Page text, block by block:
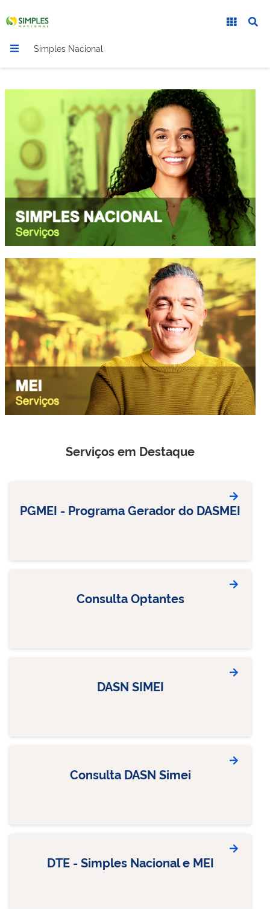
Simples Nacional
Serviços em Destaque
PGMEI - Programa Gerador do DASMEI
Consulta Optantes
DASN SIMEI
Consulta DASN Simei
DTE - Simples Nacional e MEI